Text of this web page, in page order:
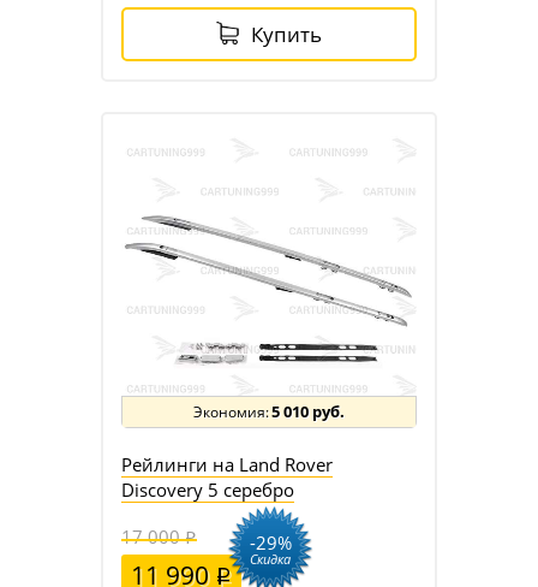
Купить
5 010 руб.
Рейлинги на Land Rover
Discovery 5 серебро
17 000
11 990
-29%
Скидка